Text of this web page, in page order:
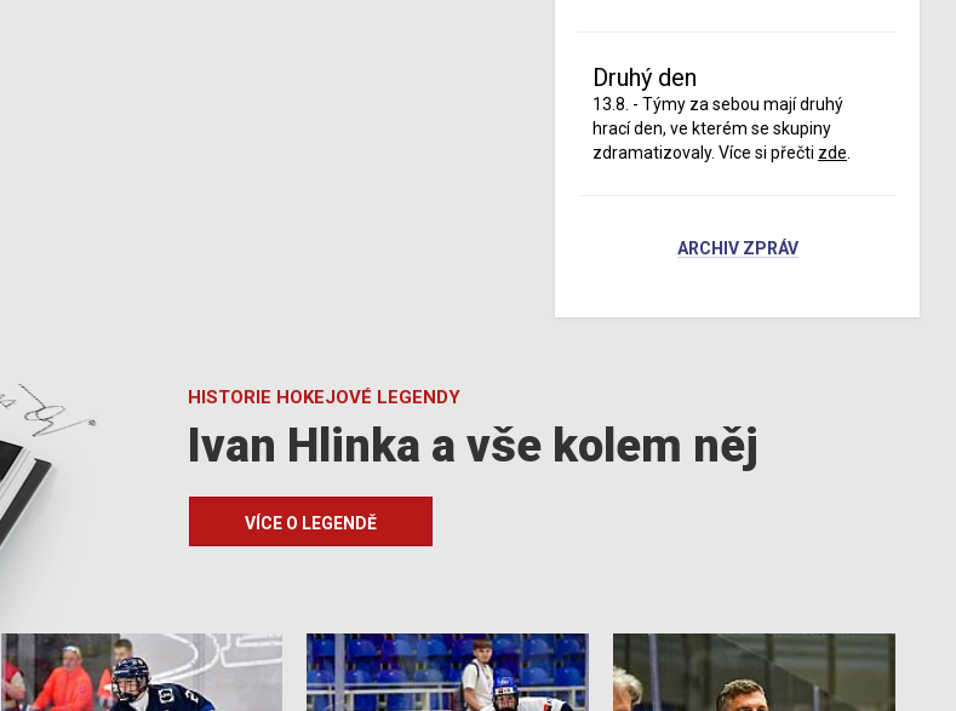
Druhý den
13.8. - Týmy za sebou mají druhý
hrací den, ve kterém se skupiny
zdramatizovaly. Více si přečti zde
ARCHIV ZPRÁV
HISTORIE HOKEJOVÉ LEGENDY
Ivan Hlinka a vše kolem něj
VÍCE O LEGENDĚ